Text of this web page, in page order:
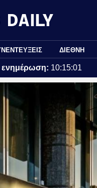
ΔΙΕΘΝΗ
ενημέρωση: 10:15:01